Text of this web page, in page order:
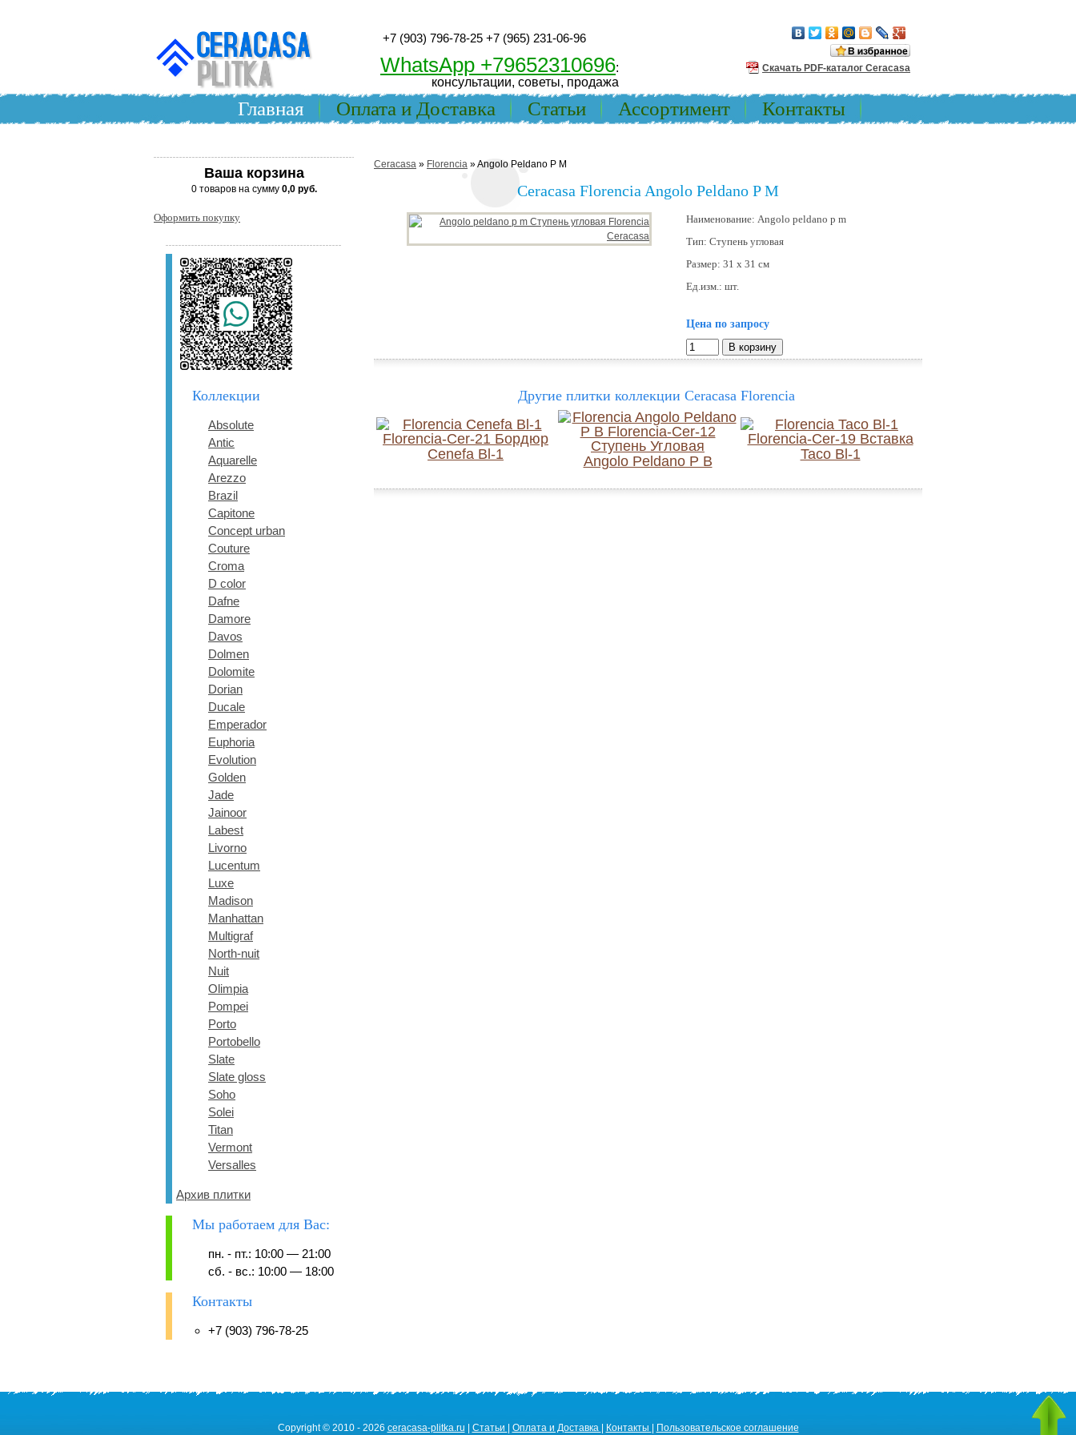
+7 (903) 796-78-25 +7 (965) 231-06-96
WhatsApp +79652310696:
консультации, советы, продажа
Скачать PDF-каталог Ceracasa
Главная Оплата и Доставка Статьи Ассортимент Контакты
Ваша корзина
0 товаров на сумму 0,0 руб.
Оформить покупку
Коллекции
Absolute
Antic
Aquarelle
Arezzo
Brazil
Capitone
Concept urban
Couture
Croma
D color
Dafne
Damore
Davos
Dolmen
Dolomite
Dorian
Ducale
Emperador
Euphoria
Evolution
Golden
Jade
Jainoor
Labest
Livorno
Lucentum
Luxe
Madison
Manhattan
Multigraf
North-nuit
Nuit
Olimpia
Pompei
Porto
Portobello
Slate
Slate gloss
Soho
Solei
Titan
Vermont
Versalles
Архив плитки
Мы работаем для Вас:
пн. - пт.: 10:00 — 21:00
сб. - вс.: 10:00 — 18:00
Контакты
+7 (903) 796-78-25
Ceracasa » Florencia » Angolo Peldano P M
Ceracasa Florencia Angolo Peldano P M
Наименование: Angolo peldano p m
Тип: Ступень угловая
Размер: 31 x 31 см
Ед.изм.: шт.
Цена по запросу
Другие плитки коллекции Ceracasa Florencia
Cenefa Bl-1 Angolo Peldano P B Taco Bl-1
Copyright © 2010 - 2026 ceracasa-plitka.ru Статьи Оплата и Доставка Контакты Пользовательское соглашение